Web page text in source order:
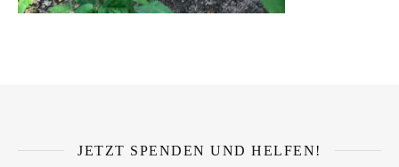
JETZT SPENDEN UND HELFEN!